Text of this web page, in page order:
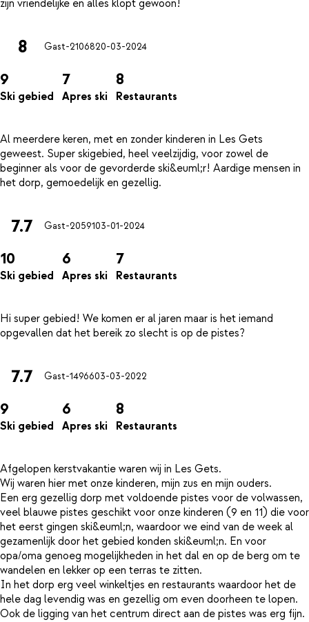
8 Gast-2106820-03-2024
9
Ski gebied
7
Apres ski
8
Restaurants
Al meerdere keren, met en zonder kinderen in Les Gets
geweest. Super skigebied, heel veelzijdig, voor zowel de
beginner als voor de gevorderde ski&euml;r! Aardige mensen in
7.7 Gast-2059103-01-2024
10
Ski gebied
6
Apres ski
7
Restaurants
Hi super gebied! We komen er al jaren maar is het iemand
7.7 Gast-1496603-03-2022
9
Ski gebied
6
Apres ski
8
Restaurants
Afgelopen kerstvakantie waren wij in Les Gets.
Wij waren hier met onze kinderen, mijn zus en mijn ouders.
Een erg gezellig dorp met voldoende pistes voor de volwassen,
veel blauwe pistes geschikt voor onze kinderen (9 en 11) die voor
het eerst gingen ski&euml;n, waardoor we eind van de week al
gezamenlijk door het gebied konden ski&euml;n. En voor
opa/oma genoeg mogelijkheden in het dal en op de berg om te
wandelen en lekker op een terras te zitten.
In het dorp erg veel winkeltjes en restaurants waardoor het de
hele dag levendig was en gezellig om even doorheen te lopen.
Ook de ligging van het centrum direct aan de pistes was erg fijn.